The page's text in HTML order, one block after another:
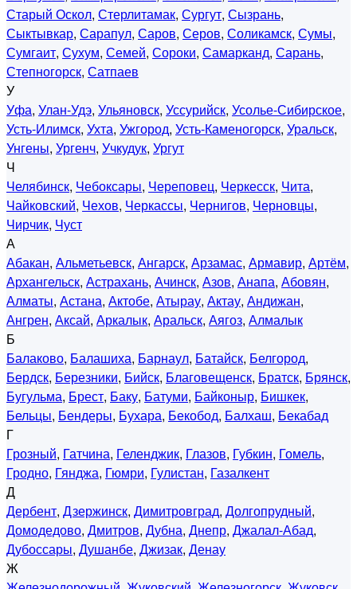
Старый Оскол, Стерлитамак, Сургут, Сызрань,
Сыктывкар, Сарапул, Саров, Серов, Соликамск, Сумы,
Сумгаит, Сухум, Семей, Сороки, Самарканд, Сарань,
Степногорск, Сатпаев
У
Уфа, Улан-Удэ, Ульяновск, Уссурийск, Усолье-Сибирское,
Усть-Илимск, Ухта, Ужгород, Усть-Каменогорск, Уральск,
Унгены, Ургенч, Учкудук, Ургут
Ч
Челябинск, Чебоксары, Череповец, Черкесск, Чита,
Чайковский, Чехов, Черкассы, Чернигов, Черновцы,
Чирчик, Чуст
А
Абакан, Альметьевск, Ангарск, Арзамас, Армавир, Артём,
Архангельск, Астрахань, Ачинск, Азов, Анапа, Абовян,
Алматы, Астана, Актобе, Атырау, Актау, Андижан,
Ангрен, Аксай, Аркалык, Аральск, Аягоз, Алмалык
Б
Балаково, Балашиха, Барнаул, Батайск, Белгород,
Бердск, Березники, Бийск, Благовещенск, Братск, Брянск,
Бугульма, Брест, Баку, Батуми, Байконыр, Бишкек,
Бельцы, Бендеры, Бухара, Бекобод, Балхаш, Бекабад
Г
Грозный, Гатчина, Геленджик, Глазов, Губкин, Гомель,
Гродно, Гянджа, Гюмри, Гулистан, Газалкент
Д
Дербент, Дзержинск, Димитровград, Долгопрудный,
Домодедово, Дмитров, Дубна, Днепр, Джалал-Абад,
Дубоссары, Душанбе, Джизак, Денау
Ж